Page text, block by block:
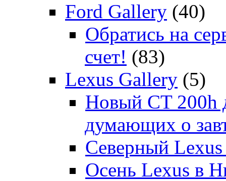
Ford Gallery (40)
Обратись на
счет! (83)
Lexus Gallery (5)
Новый CT 200h
думающих о
Северный Lexus
Осень Lexus в